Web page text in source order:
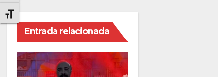
Alternar tamaño de letra
Entrada relacionada